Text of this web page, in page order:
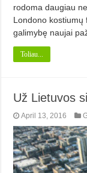
rodoma daugiau
Londono kostiumų
galimybę naujai
Toliau...
Už Lietuvos
April 13, 2016